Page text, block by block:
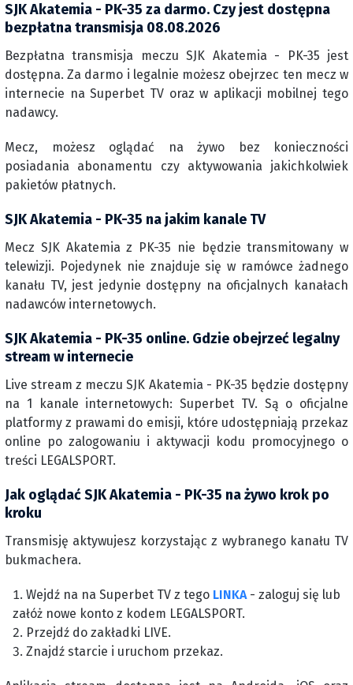
SJK Akatemia - PK-35 za darmo. Czy jest dostępna
bezpłatna transmisja 08.08.2026
Bezpłatna transmisja meczu SJK Akatemia - PK-35 jest
dostępna. Za darmo i legalnie możesz obejrzec ten mecz w
internecie na Superbet TV oraz w aplikacji mobilnej tego
nadawcy.
Mecz, możesz oglądać na żywo bez konieczności
posiadania abonamentu czy aktywowania jakichkolwiek
pakietów płatnych.
SJK Akatemia - PK-35 na jakim kanale TV
Mecz SJK Akatemia z PK-35 nie będzie transmitowany w
telewizji. Pojedynek nie znajduje się w ramówce żadnego
kanału TV, jest jedynie dostępny na oficjalnych kanałach
nadawców internetowych.
SJK Akatemia - PK-35 online. Gdzie obejrzeć legalny
stream w internecie
Live stream z meczu SJK Akatemia - PK-35 będzie dostępny
na 1 kanale internetowych: Superbet TV. Są o oficjalne
platformy z prawami do emisji, które udostępniają przekaz
online po zalogowaniu i aktywacji kodu promocyjnego o
treści LEGALSPORT.
Jak oglądać SJK Akatemia - PK-35 na żywo krok po
kroku
Transmisję aktywujesz korzystając z wybranego kanału TV
bukmachera.
Wejdź na na Superbet TV z tego LINKA- zaloguj się lub
załóż nowe konto z kodem LEGALSPORT.
Przejdź do zakładki LIVE.
Znajdź starcie i uruchom przekaz.